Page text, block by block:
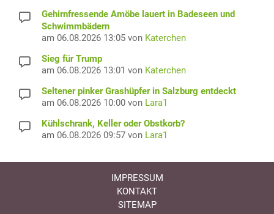
Gehirnfressende Amöbe lauert in Badeseen und
Schwimmbädern
am 06.08.2026 13:05 von Katerchen
Sieg für Trump
am 06.08.2026 13:01 von Katerchen
Seltener pinker Grashüpfer in Salzburg entdeckt
am 06.08.2026 10:00 von Lara1
Kühlschrank, Keller oder Obstkorb?
am 06.08.2026 09:57 von Lara1
IMPRESSUM
KONTAKT
SITEMAP